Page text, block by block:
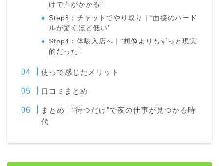
けで声がかかる”
Step3：チャットでやり取り｜“面接のハード
ルが驚くほど低い”
Step4：体験入店へ｜“想像よりもずっと現実
的だった”
使って感じたメリット
口コミまとめ
まとめ｜“待つだけ”で夜の仕事が見つかる時
代